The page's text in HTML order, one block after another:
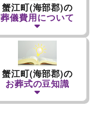
蟹江町(海部郡)の
葬儀費用について
蟹江町(海部郡)の
お葬式の豆知識